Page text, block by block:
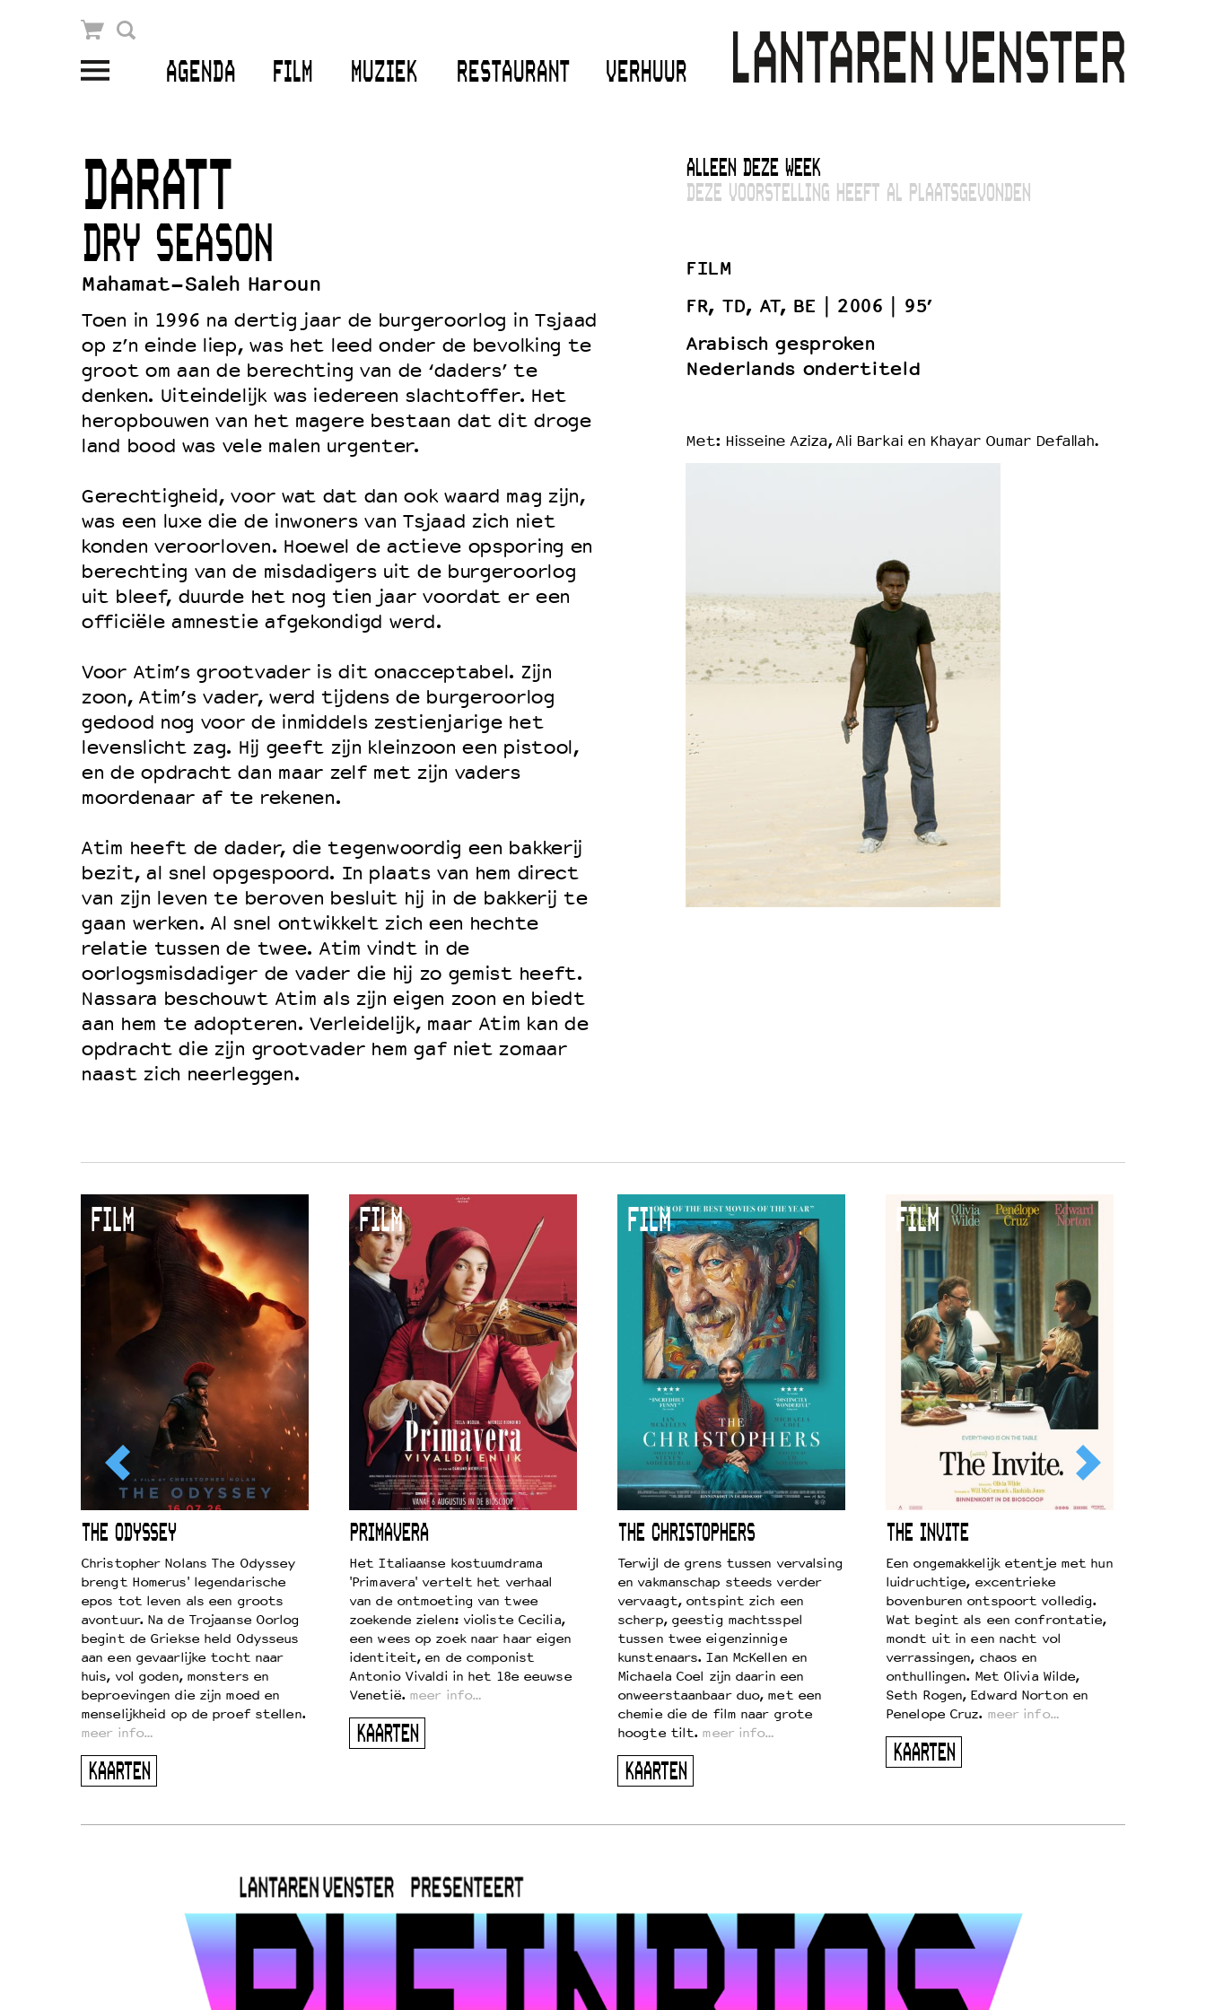
AGENDA FILM MUZIEK RESTAURANT VERHUUR
Winkelmandje
Openingstijden & contact
Bereikbaarheid
Kaartverkoop
Schoolvoorstellingen
Filmprogramma’s Primair Onderwijs
Filmprogramma’s VO/MBO
Speciale educatieprogramma’s
OVER LANTARENVENSTER
Wat we doen
Werken bij
Wie is wie
Historie
Partners
Huisregels
Privacyverklaring
Integriteits- en gedragscode
Culturele boycot Israël
Ruimte voor artistieke vrijheid – VNPF
DARATT
DRY SEASON
Mahamat-Saleh Haroun
Toen in 1996 na dertig jaar de burgeroorlog in Tsjaad
op z’n einde liep, was het leed onder de bevolking te
groot om aan de berechting van de ‘daders’ te
denken. Uiteindelijk was iedereen slachtoffer. Het
heropbouwen van het magere bestaan dat dit droge
land bood was vele malen urgenter.
Gerechtigheid, voor wat dat dan ook waard mag zijn,
was een luxe die de inwoners van Tsjaad zich niet
konden veroorloven. Hoewel de actieve opsporing en
berechting van de misdadigers uit de burgeroorlog
uit bleef, duurde het nog tien jaar voordat er een
officiële amnestie afgekondigd werd.
Voor Atim’s grootvader is dit onacceptabel. Zijn
zoon, Atim’s vader, werd tijdens de burgeroorlog
gedood nog voor de inmiddels zestienjarige het
levenslicht zag. Hij geeft zijn kleinzoon een pistool,
en de opdracht dan maar zelf met zijn vaders
moordenaar af te rekenen.
Atim heeft de dader, die tegenwoordig een bakkerij
bezit, al snel opgespoord. In plaats van hem direct
van zijn leven te beroven besluit hij in de bakkerij te
gaan werken. Al snel ontwikkelt zich een hechte
relatie tussen de twee. Atim vindt in de
oorlogsmisdadiger de vader die hij zo gemist heeft.
Nassara beschouwt Atim als zijn eigen zoon en biedt
aan hem te adopteren. Verleidelijk, maar Atim kan de
opdracht die zijn grootvader hem gaf niet zomaar
naast zich neerleggen.
ALLEEN DEZE WEEK
DEZE VOORSTELLING HEEFT AL PLAATSGEVONDEN
FILM
FR, TD, AT, BE
2006
95’
Arabisch gesproken
Nederlands ondertiteld
Met: Hisseine Aziza, Ali Barkai en Khayar Oumar Defallah.
FILM
THE ODYSSEY
Christopher Nolans The Odyssey
brengt Homerus' legendarische
epos tot leven als een groots
avontuur. Na de Trojaanse Oorlog
begint de Griekse held Odysseus
aan een gevaarlijke tocht naar
huis, vol goden, monsters en
beproevingen die zijn moed en
menselijkheid op de proef stellen.
meer info…
KAARTEN
FILM
PRIMAVERA
Het Italiaanse kostuumdrama
'Primavera' vertelt het verhaal
van de ontmoeting van twee
zoekende zielen: violiste Cecilia,
een wees op zoek naar haar eigen
identiteit, en de componist
Antonio Vivaldi in het 18e eeuwse
Venetië. meer info…
KAARTEN
FILM
THE CHRISTOPHERS
Terwijl de grens tussen vervalsing
en vakmanschap steeds verder
vervaagt, ontspint zich een
scherp, geestig machtsspel
tussen twee eigenzinnige
kunstenaars. Ian McKellen en
Michaela Coel zijn daarin een
onweerstaanbaar duo, met een
chemie die de film naar grote
hoogte tilt. meer info…
KAARTEN
FILM
THE INVITE
Een ongemakkelijk etentje met hun
luidruchtige, excentrieke
bovenburen ontspoort volledig.
Wat begint als een confrontatie,
mondt uit in een nacht vol
verrassingen, chaos en
onthullingen. Met Olivia Wilde,
Seth Rogen, Edward Norton en
Penelope Cruz. meer info…
KAARTEN